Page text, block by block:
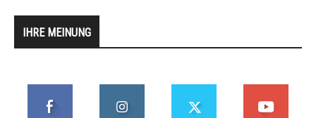
IHRE MEINUNG